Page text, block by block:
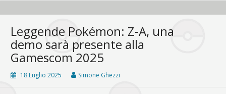
Leggende Pokémon: Z-A, una
demo sarà presente alla
Gamescom 2025
18 Luglio 2025 Simone Ghezzi